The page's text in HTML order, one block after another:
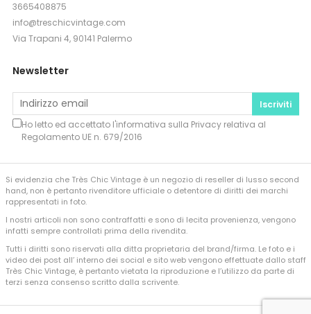
3665408875
info@treschicvintage.com
Via Trapani 4, 90141 Palermo
Newsletter
Iscriviti
Ho letto ed accettato l'informativa sulla Privacyrelativa al
Regolamento UE n. 679/2016
Si evidenzia che Très Chic Vintage è un negozio di reseller di lusso second
hand, non è pertanto rivenditore ufficiale o detentore di diritti dei marchi
rappresentati in foto.
I nostri articoli non sono contraffatti e sono di lecita provenienza, vengono
infatti sempre controllati prima della rivendita.
Tutti i diritti sono riservati alla ditta proprietaria del brand/firma. Le foto e i
video dei post all’ interno dei social e sito web vengono effettuate dallo staff
Très Chic Vintage, è pertanto vietata la riproduzione e l’utilizzo da parte di
terzi senza consenso scritto dalla scrivente.